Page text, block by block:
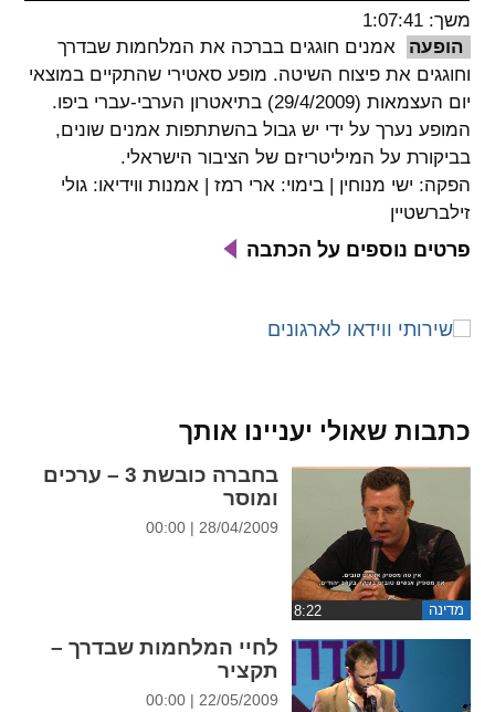
spellcheck
ניגודיות צבעים
brightness_high
ניגודיות בהירה
brightness_low
cached
כל
ההגדרות
flag
משוב
משך: 1:07:41
הופעה
אמנים חוגגים בברכה את המלחמות שבדרך
וחוגגים את פיצוח השיטה. מופע סאטירי שהתקיים במוצאי
יום העצמאות (29/4/2009) בתיאטרון הערבי-עברי ביפו.
המופע נערך על ידי יש גבול בהשתתפות אמנים שונים,
בביקורת על המיליטריזם של הציבור הישראלי.
הפקה: ישי מנוחין | בימוי: ארי רמז | אמנות ווידיאו: גולי
זילברשטיין
פרטים נוספים על הכתבה
כתבות שאולי יעניינו אותך
מדינה
בחברה כובשת 3 – ערכים
ומוסר
28/04/2009 | 00:00
לחיי המלחמות שבדרך –
תקציר
22/05/2009 | 00:00